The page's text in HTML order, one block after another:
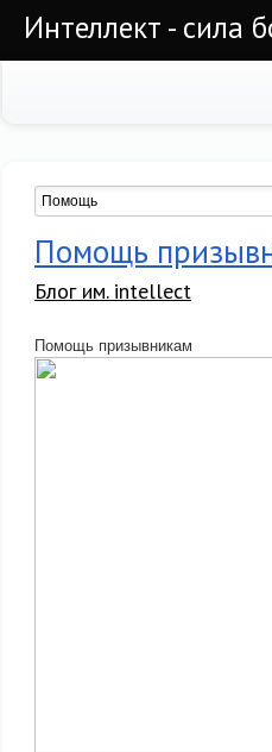
Интеллект - сила
Помощь
Блог им. intellect
Помощь призывникам